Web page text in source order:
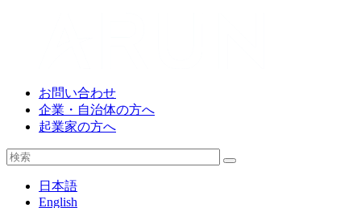
お問い合わせ
企業・自治体の方へ
起業家の方へ
日本語
English